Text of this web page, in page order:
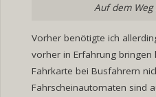
Auf dem Weg
Vorher benötigte ich
vorher in Erfahrung
Fahrkarte bei Busfahrern
Fahrscheinautomaten sind